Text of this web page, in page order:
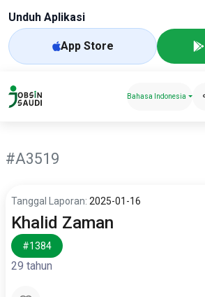
Unduh Aplikasi
App Store
Bahasa Indonesia
#A3519
Tanggal Laporan: 2025-01-16
Khalid Zaman
#1384
29 tahun